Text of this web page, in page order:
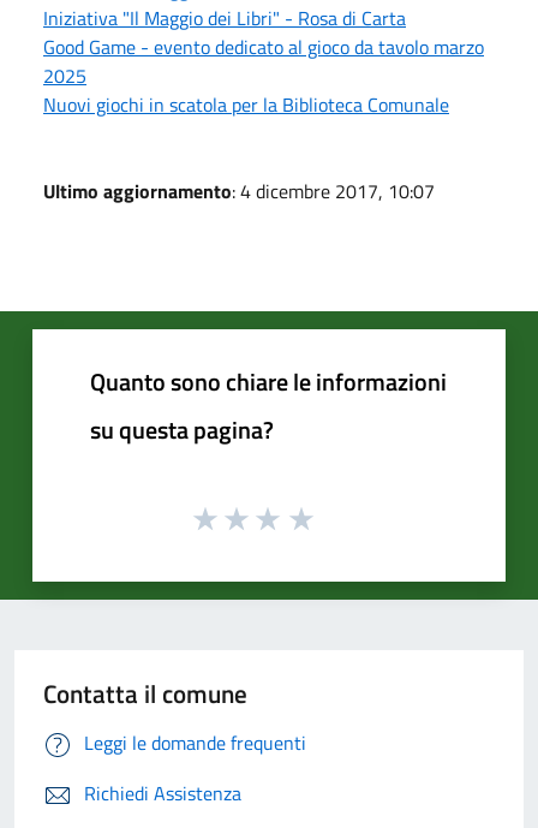
Iniziativa "Il Maggio dei Libri" - Rosa di Carta
Good Game - evento dedicato al gioco da tavolo marzo
2025
Nuovi giochi in scatola per la Biblioteca Comunale
Ultimo aggiornamento: 4 dicembre 2017, 10:07
Quanto sono chiare le informazioni
su questa pagina?
Contatta il comune
Leggi le domande frequenti
Richiedi Assistenza